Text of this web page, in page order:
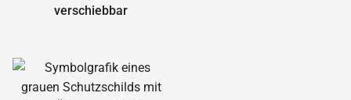
verschiebbar